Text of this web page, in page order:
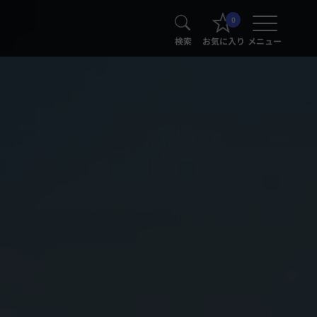
検索
0
お気に入り メニュー